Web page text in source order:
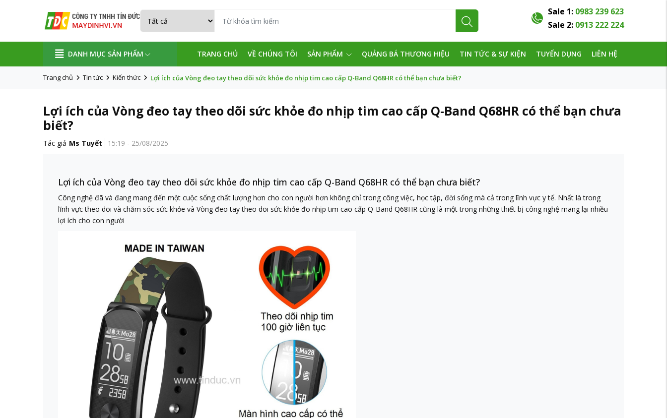
Sale 1: 0983 239 623
Sale 2: 0913 222 224
DANH MỤC SẢN PHẨM TRANG CHỦ VỀ CHÚNG TÔI SẢN PHẨM QUẢNG BÁ THƯƠNG HIỆU TIN TỨC & SỰ KIỆN TUYỂN DỤNG LIÊN HỆ
Trang chủ Tin tức Kiến thức Lợi ích của Vòng đeo tay theo dõi sức khỏe đo nhịp tim cao cấp Q-Band Q68HR có thể bạn chưa biết?
Lợi ích của Vòng đeo tay theo dõi sức khỏe đo nhịp tim cao cấp Q-Band Q68HR có thể bạn chưa
biết?
Tác giả Ms Tuyết 15:19 - 25/08/2025
Lợi ích của Vòng đeo tay theo dõi sức khỏe đo nhịp tim cao cấp Q-Band Q68HR có thể bạn chưa biết?
Công nghệ đã và đang mang đến một cuộc sống chất lượng hơn cho con người hơn không chỉ trong công việc, học tập, đời sống mà cả trong lĩnh vực y tế. Nhất là trong
lĩnh vực theo dõi và chăm sóc sức khỏe và Vòng đeo tay theo dõi sức khỏe đo nhịp tim cao cấp Q-Band Q68HR cũng là một trong những thiết bị công nghệ mang lại nhiều
lợi ích cho con người